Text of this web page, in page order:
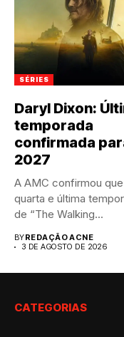
SÉRIES
Daryl Dixon:
temporada
confirmada
2027
A AMC confirmou
quarta e última
de “The Walking...
BYREDAÇÃO ACNE
3 DE AGOSTO DE 2026
CATEGORIAS